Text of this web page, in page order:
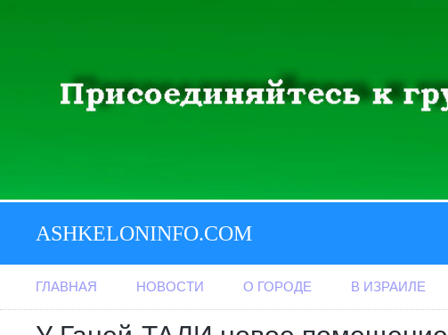
ASHKELONINFO.COM
ГЛАВНАЯ НОВОСТИ О ГОРОДЕ В ИЗРАИЛЕ